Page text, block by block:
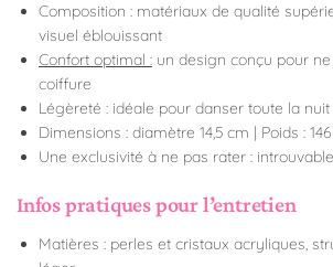
Composition : matériaux de qualité
visuel éblouissant
Confort optimal : un design conçu pour
coiffure
Légèreté : idéale pour danser toute la
Dimensions : diamètre 14,5 cm | Poids :
Une exclusivité à ne pas rater :
Infos pratiques pour l’entretien
Matières : perles et cristaux acryliques,